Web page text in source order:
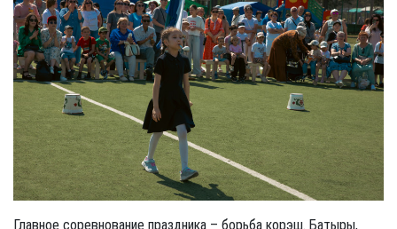
Главное соревнование праздника – борьба корэш. Батыры,